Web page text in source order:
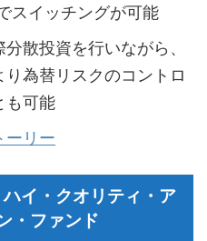
スイッチングが可能
散投資を行いながら、
為替リスクのコントロ
も可能
ーリー
イ・クオリティ・ア
・ファンド